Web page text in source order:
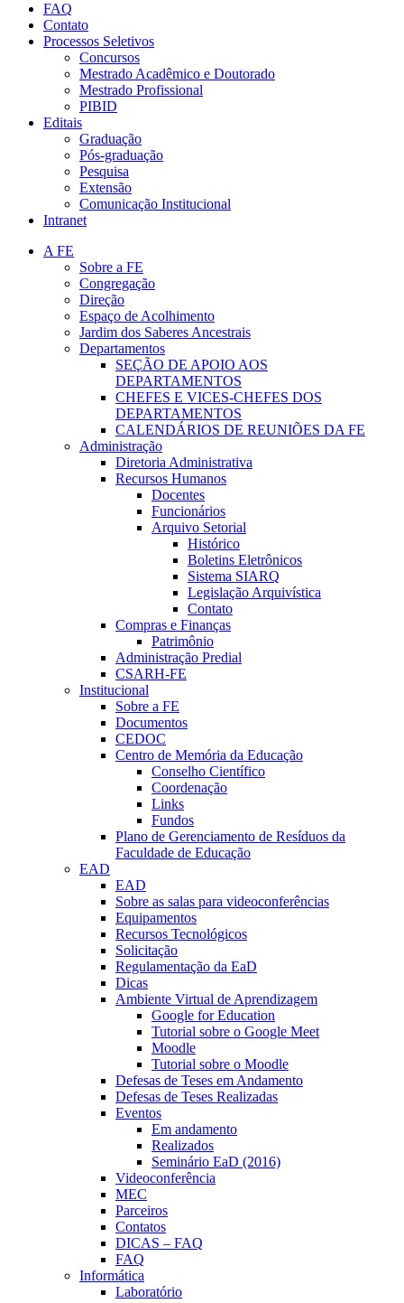
FAQ
Contato
Processos Seletivos
Concursos
Mestrado Acadêmico e Doutorado
Mestrado Profissional
PIBID
Editais
Graduação
Pós-graduação
Pesquisa
Extensão
Comunicação Institucional
Intranet
A FE
Sobre a FE
Congregação
Direção
Espaço de Acolhimento
Jardim dos Saberes Ancestrais
Departamentos
SEÇÃO DE APOIO AOS
DEPARTAMENTOS
CHEFES E VICES-CHEFES DOS
DEPARTAMENTOS
CALENDÁRIOS DE REUNIÕES DA FE
Administração
Diretoria Administrativa
Recursos Humanos
Docentes
Funcionários
Arquivo Setorial
Histórico
Boletins Eletrônicos
Sistema SIARQ
Legislação Arquivística
Contato
Compras e Finanças
Patrimônio
Administração Predial
CSARH-FE
Institucional
Sobre a FE
Documentos
CEDOC
Centro de Memória da Educação
Conselho Científico
Coordenação
Links
Fundos
Plano de Gerenciamento de Resíduos da
Faculdade de Educação
EAD
EAD
Sobre as salas para videoconferências
Equipamentos
Recursos Tecnológicos
Solicitação
Regulamentação da EaD
Dicas
Ambiente Virtual de Aprendizagem
Google for Education
Tutorial sobre o Google Meet
Moodle
Tutorial sobre o Moodle
Defesas de Teses em Andamento
Defesas de Teses Realizadas
Eventos
Em andamento
Realizados
Seminário EaD (2016)
Videoconferência
MEC
Parceiros
Contatos
DICAS – FAQ
FAQ
Informática
Laboratório